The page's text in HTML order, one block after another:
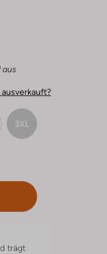
aus
3XL
trägt